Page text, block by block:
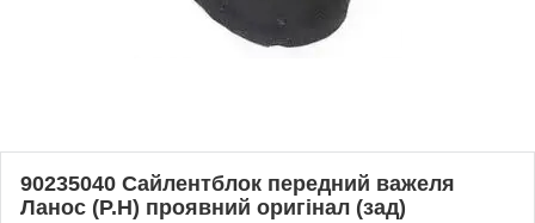
90235040 Сайлентблок передний важеля
Ланос (P.H) проявний оригінал (зад)